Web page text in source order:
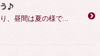
う♪
、昼間は夏の様で...